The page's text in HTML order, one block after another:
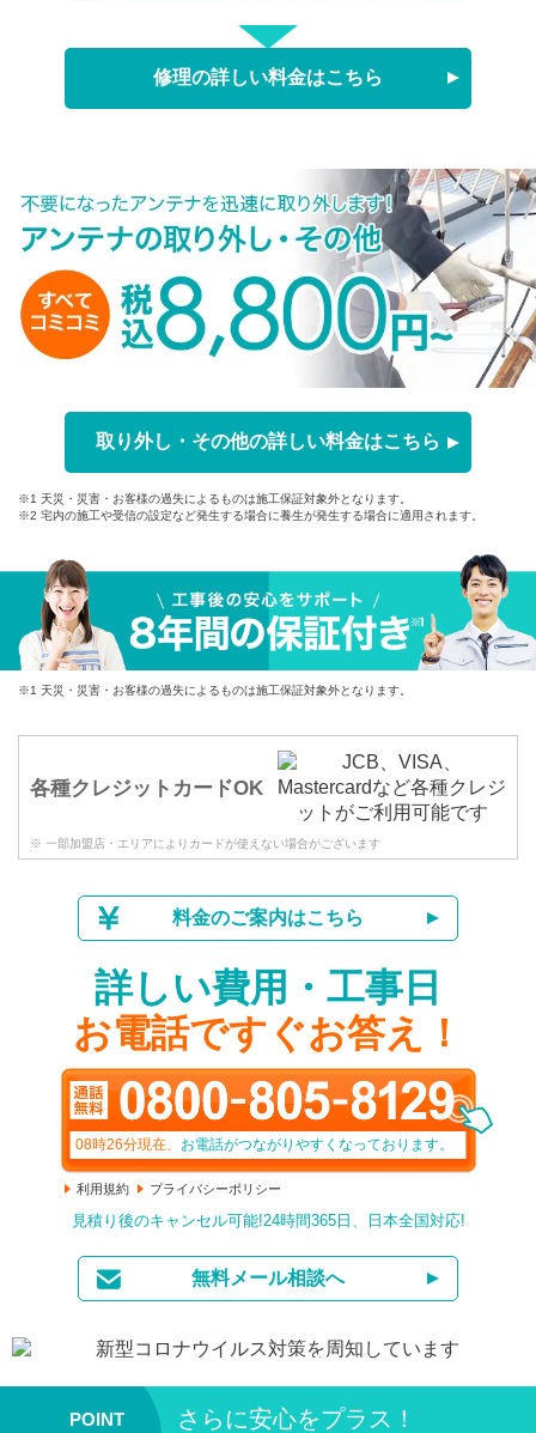
修理の詳しい料金はこちら
取り外し・その他の詳しい料金はこちら
※1 天災・災害・お客様の過失によるものは施工保証対象外となります。
※2 宅内の施工や受信の設定など発生する場合に養生が発生する場合に適用されます。
※1 天災・災害・お客様の過失によるものは施工保証対象外となります。
各種クレジットカードOK
※ 一部加盟店・エリアによりカードが使えない場合がございます
料金のご案内はこちら
詳しい費用・工事日
お電話ですぐお答え！
08時26分現在、 お電話がつながりやすくなっております。
利用規約 プライバシーポリシー
見積り後のキャンセル可能!24時間365日、日本全国対応!
無料メール相談へ
さらに安心をプラス！